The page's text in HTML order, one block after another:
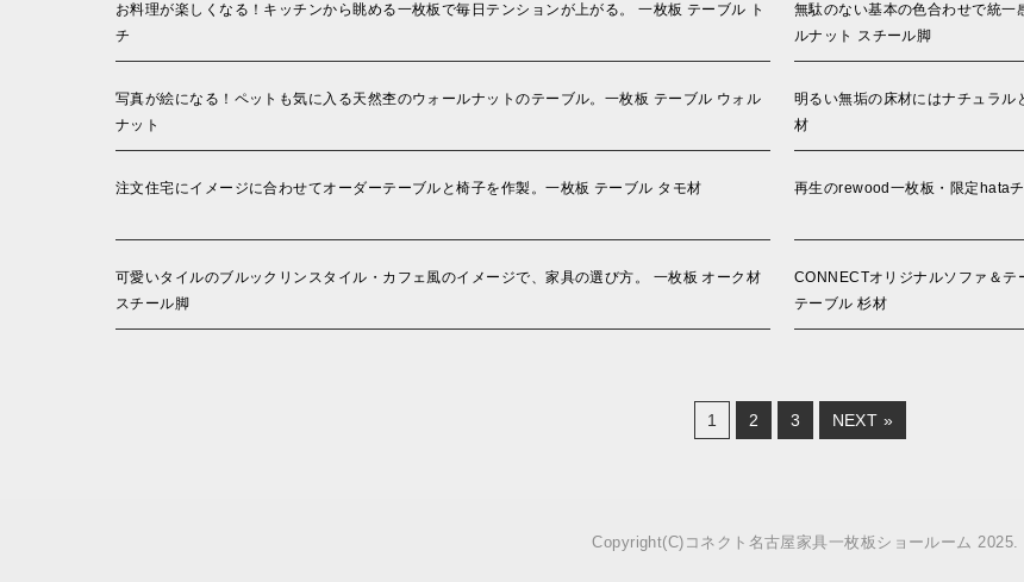
お料理が楽しくなる！キッチンから眺める一枚板で毎日テンションが上がる。 一枚板 テーブル ト
チ
無駄のない基本の色合わせで統一
ルナット スチール脚
写真が絵になる！ペットも気に入る天然杢のウォールナットのテーブル。一枚板 テーブル ウォル
ナット
明るい無垢の床材にはナチュラル
材
注文住宅にイメージに合わせてオーダーテーブルと椅子を作製。一枚板 テーブル タモ材 再生のrewood一枚板・限定hata
可愛いタイルのブルックリンスタイル・カフェ風のイメージで、家具の選び方。 一枚板 オーク材
スチール脚
CONNECTオリジナルソファ＆テ
テーブル 杉材
1 2 3 NEXT »
Copyright(C)コネクト名古屋家具一枚板ショールーム